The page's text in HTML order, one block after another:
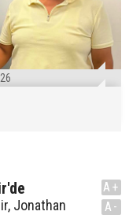
Jonathan
A+
A-